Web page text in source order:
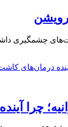
چشمگیری